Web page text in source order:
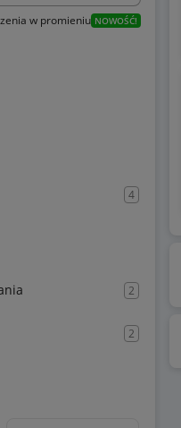
w promieniu NOWOŚĆ!
4
2
2